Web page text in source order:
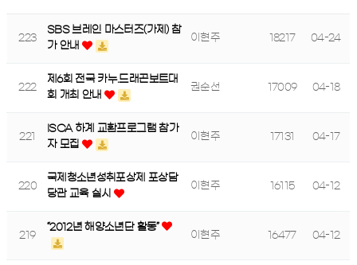
223
SBS 브레인 마스터즈(가제) 참
가 안내
이현주 18217 04-24
222
제6회 전국 카누.드래곤보트대
회 개최 안내
권순선 17009 04-18
221
ISCA 하계 교환프로그램 참가
자 모집
이현주 17131 04-17
220
국제청소년성취포상제 포상담
당관 교육 실시
이현주 16115 04-12
219
“2012년 해양소년단 활동”
이현주 16477 04-12